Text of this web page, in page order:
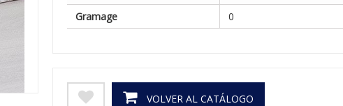
Gramage
0
VOLVER AL CATÁLOGO